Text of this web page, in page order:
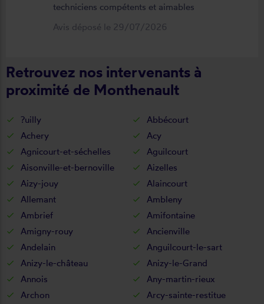
techniciens compétents et aimables
Avis déposé le 29/07/2026
Retrouvez nos intervenants à
proximité de Monthenault
?uilly
Abbécourt
Achery
Acy
Agnicourt-et-séchelles
Aguilcourt
Aisonville-et-bernoville
Aizelles
Aizy-jouy
Alaincourt
Allemant
Ambleny
Ambrief
Amifontaine
Amigny-rouy
Ancienville
Andelain
Anguilcourt-le-sart
Anizy-le-château
Anizy-le-Grand
Annois
Any-martin-rieux
Archon
Arcy-sainte-restitue